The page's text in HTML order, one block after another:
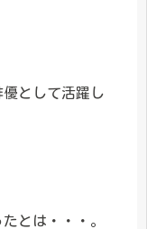
として活躍し
とは・・・。